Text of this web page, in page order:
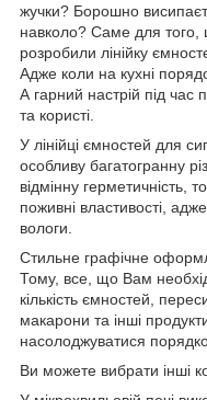
жучки? Борошно
навколо? Саме для того,
розробили лінійку
Адже коли на кухні
А гарний настрій під час
та користі.
У лінійці ємностей для
особливу багатогранну
відмінну герметичність,
поживні властивості,
вологи.
Стильне графічне
Тому, все, що Вам
кількість ємностей,
макарони та інші
насолоджуватися
Ви можете вибрати інші